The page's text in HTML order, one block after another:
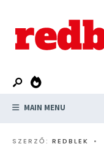
content
MAIN MENU
SZERZŐ: REDBLEK •